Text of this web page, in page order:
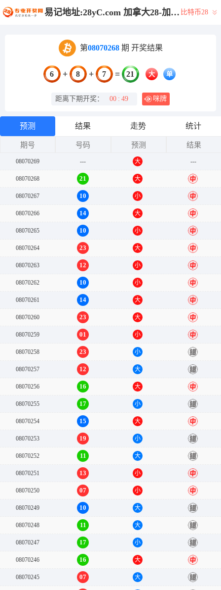
易记地址:28yC.com 加拿大28-加拿大预测|28在线预测咪牌查询|加拿大PC在线预测|加拿大PC结果查询_专注研究_加拿大PC结果走势_官方数据! 比特币28
第08070268期 开奖结果
6 + 8 + 7 = 21 大 单
距离下期开奖： 00 : 49 咪牌
预测 结果 走势 统计
期号 号码 预测 结果
08070269 ---
大
---
08070268 21 大 中
08070267 10 小 中
08070266 14 大 中
08070265 10 小 中
08070264 23 大 中
08070263 12 小 中
08070262 10 小 中
08070261 14 大 中
08070260 23 大 中
08070259 01 小 中
08070258 23 小 错
08070257 12 大 错
08070256 16 大 中
08070255 17 小 错
08070254 15 大 中
08070253 19 小 错
08070252 11 大 错
08070251 13 小 中
08070250 07 小 中
08070249 10 大 错
08070248 11 大 错
08070247 17 小 错
08070246 16 大 中
08070245 07 大 错